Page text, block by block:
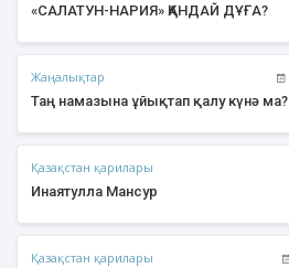
«САЛАТУН-НАРИЯ» ҚАНДАЙ ДҰҒА?
Жаңалықтар
Таң намазына ұйықтап қалу күнә ма?
Қазақстан қарилары
Инаятулла Мансур
Қазақстан қарилары